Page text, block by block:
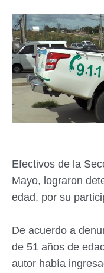
Efectivos de la
Mayo, lograron
edad, por su
De acuerdo a
de 51 años de
autor había